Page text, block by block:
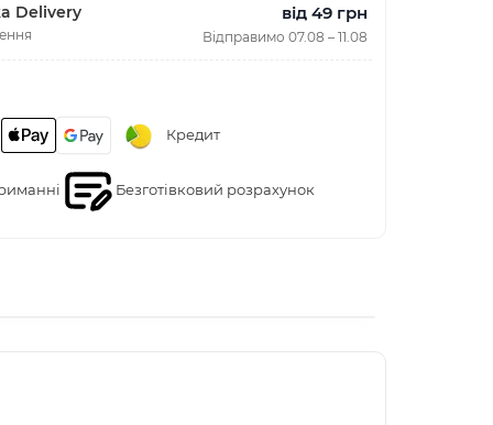
Delivery від 49 грн
Відправимо 07.08 – 11.08
Кредит
Безготівковий розрахунок